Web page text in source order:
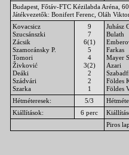
Budapest, Főtáv-FTC Kézilabda Aréna,
Játékvezetők: Bonifert Ferenc, Oláh
Kovacsicz
Szucsánszki
Zácsik
Szamoránsky P.
Tomori
Živković
Deáki
Szádvári
Szarka
9
7
6(1)
5
4
3(2)
2
2
1
Juhász
Bulath
Farkas
Mayer
Azari
Szabadfi
Földes
Földes
Hétméteresek:
5/3
Kiállítások:
6 perc
Piros